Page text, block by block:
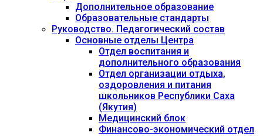
Дополнительное образование
Образовательные стандарты
Руководство. Педагогический состав
Основные отделы Центра
Отдел воспитания и
дополнительного образования
Отдел организации отдыха,
оздоровления и питания
школьников Республики Саха
(Якутия)
Медицинский блок
Финансово-экономический отдел